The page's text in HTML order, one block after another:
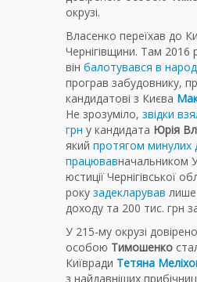
окрузі.
Власенко переїхав до
Чернігівщини. Там 2016
він балотувався в
програв забудовнику,
кандидатові з Києва
Не зрозуміло, звідки
грн у кандидата Юрія
який протягом минулих
працювавначальником
юстиції Чернігівської
року задекларував лише
доходу та 200 тис. грн
У 215-му окрузі
особою Тимошенко
Київради Тетяна
з найдавніших